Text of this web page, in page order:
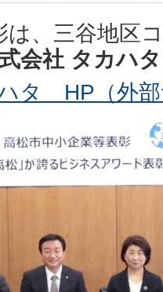
は、三谷地区
式会社 タカハ
タ HP（外